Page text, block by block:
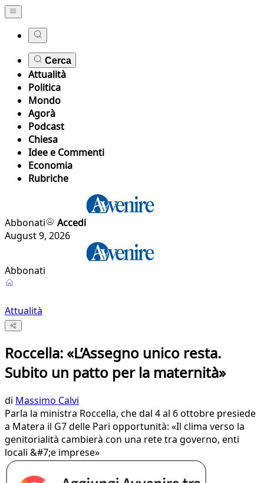
Cerca
Attualità
Politica
Mondo
Agorà
Podcast
Chiesa
Idee e Commenti
Economia
Rubriche
Abbonati
Accedi
August 9, 2026
Abbonati
Attualità
Roccella: «L’Assegno unico resta.
Subito un patto per la maternità»
di Massimo Calvi
Parla la ministra Roccella, che dal 4 al 6 ottobre presiede
a Matera il G7 delle Pari opportunità: «Il clima verso la
genitorialità cambierà con una rete tra governo, enti
locali &#7;e imprese»